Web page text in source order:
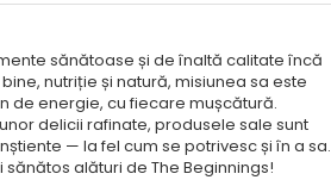
nte sănătoase și de înaltă calitate încă
nutriție și natură, misiunea sa este
de energie, cu fiecare mușcătură.
delicii rafinate, produsele sale sunt
— la fel cum se potrivesc și în a sa.
alături de The Beginnings!